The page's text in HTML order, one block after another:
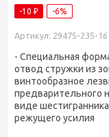
-10 ₽ -6%
Артикул: 29475-235-16
- Специальная
отвод стружки из
винтообразное
предварительного
виде
режущего усилия